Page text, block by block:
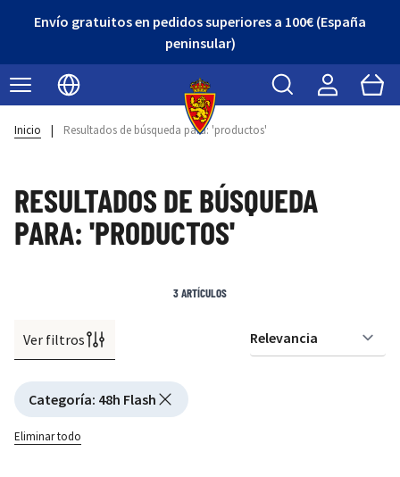
Envío gratuitos en pedidos superiores a 100€ (España
peninsular)
Seleccionar idioma
Buscar Cart
Inicio | Resultados de búsqueda para: 'productos'
RESULTADOS DE BÚSQUEDA
PARA: 'PRODUCTOS'
Ver filtros
Active filtering
Categoría: 48h Flash
Eliminar todo
3ARTÍCULOS